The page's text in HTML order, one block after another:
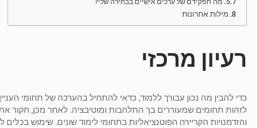
מה תפקידם של ערכים אישיים בבחירה שלי?
מילות אחרונות
רעיון מרכזי
כדי להבין מה נכון עבורך ללמוד, כדאי להתחיל בהערכה של תחומי
לזהות תחומים שמעוררים בך התלהבות ומוטיבציה. לאחר מכן, חקור
והזדמנויות הקריירה הפוטנציאליות בתחומי לימוד שונים. שימוש